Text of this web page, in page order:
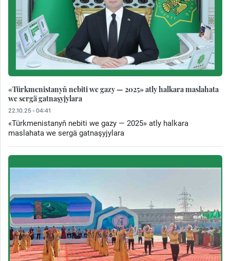
«Türkmenistanyň nebiti we gazy — 2025» atly halkara maslahata
we sergä gatnaşyjylara
22.10.25 - 04:41
«Türkmenistanyň nebiti we gazy — 2025» atly halkara
maslahata we sergä gatnaşyjylara